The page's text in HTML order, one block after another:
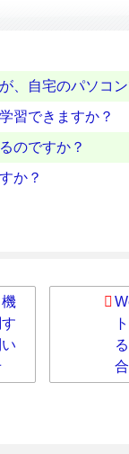
、自宅のパソコ
習できますか？
のですか？
か？